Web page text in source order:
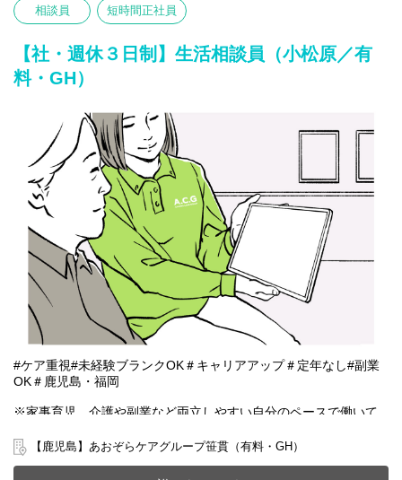
〇介助サポートなど
★
相談員 短時間正社員
【社・週休３日制】生活相談員（小松原／有
料・GH）
#ケア重視#未経験ブランクOK＃キャリアアップ＃定年なし#副業
OK＃鹿児島・福岡
※家事育児、介護や副業など両立しやすい自分のペースで働いて
鹿児島市小松原にある有料老人ホーム(定員36名)と共同生活援助
【鹿児島】あおぞらケアグループ笹貫（有料・GH）